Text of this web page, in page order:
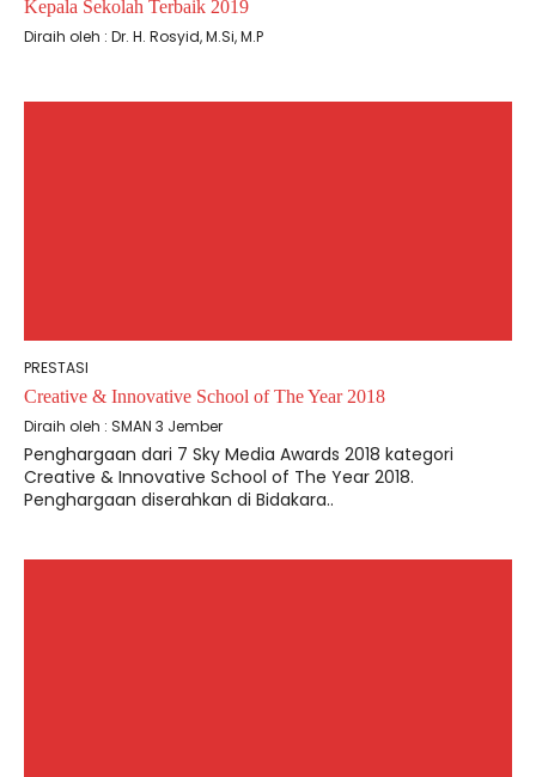
Kepala Sekolah Terbaik 2019
Diraih oleh : Dr. H. Rosyid, M.Si, M.P
PRESTASI
Creative & Innovative School of The Year 2018
Diraih oleh : SMAN 3 Jember
Penghargaan dari 7 Sky Media Awards 2018 kategori
Creative & Innovative School of The Year 2018.
Penghargaan diserahkan di Bidakara..